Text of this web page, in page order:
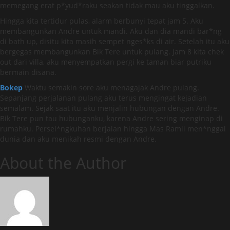
memegang erat p*yud*raku seakan tidak mau aku tinggalkan.
Hingga kita tertidur pulas, alarm berbunyi tepat jam 5. Aku
membangunkan Andre untuk mandi. Aku dan dia mandi bar*ng
di bath up, disitu kita masih sempet nges*ks di air. Setelah itu aku
bergegas membangunkan Bik Tere untuk pulang. Jam 8 kita chek
out dari villa, aku menyempatkan pergi ke taman biar putriku
bermain disana.
Bokep Waktu semakin sore aku menagajak Andre pulang.
Sepanjang perjalanan pulang aku terus mengingat kejadian
semalam. Sejak saat itu aku menjalin hubungan dengan Andre.
Bik Tere pun tau hubunganku, karena Andre sering menginap di
rumahku. Persel*ngkuhan berjalan hingga Mas Ramli men*nggal
dunia dan aku menikah resmi dengan Andre.
About the Author